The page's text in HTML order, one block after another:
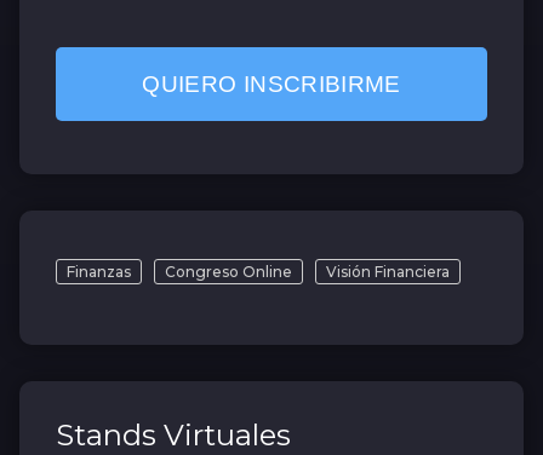
QUIERO INSCRIBIRME
Finanzas Congreso Online Visión Financiera
Stands Virtuales